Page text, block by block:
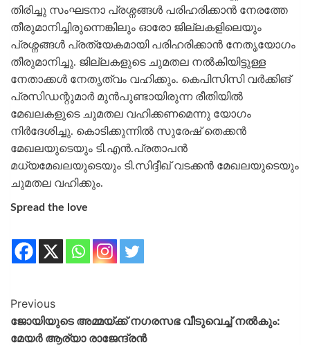
തിരിച്ചു സംഘടനാ പ്രശ്നങ്ങൾ പരിഹരിക്കാൻ നേരത്തേ
തീരുമാനിച്ചിരുന്നെങ്കിലും ഓരോ ജില്ലകളിലെയും
പ്രശ്നങ്ങൾ പ്രത്യേകമായി പരിഹരിക്കാൻ നേതൃയോഗം
തീരുമാനിച്ചു. ജില്ലകളുടെ ചുമതല നൽകിയിട്ടുള്ള
നേതാക്കൾ നേതൃത്വം വഹിക്കും. കെപിസിസി വർക്കിങ്
പ്രസിഡന്റുമാർ മുൻപുണ്ടായിരുന്ന രീതിയിൽ
മേഖലകളുടെ ചുമതല വഹിക്കണമെന്നു യോഗം
നിർദേശിച്ചു. കൊടിക്കുന്നിൽ സുരേഷ് തെക്കൻ
മേഖലയുടെയും ടി.എൻ.പ്രതാപൻ
മധ്യമേഖലയുടെയും ടി.സിദ്ദീഖ് വടക്കൻ മേഖലയുടെയും
ചുമതല വഹിക്കും.
Spread the love
Previous
ജോയിയുടെ അമ്മയ്ക്ക് നഗരസഭ വീടുവെച്ച് നൽകും:
മേയർ ആര്യാ രാജേന്ദ്രൻ